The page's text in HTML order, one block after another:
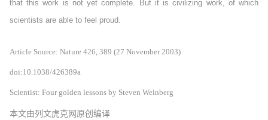
that this work is not yet complete. But it is civilizing work, of which
scientists are able to feel proud.
Article Source: Nature 426, 389 (27 November 2003)
doi:10.1038/426389a
Scientist: Four golden lessons by Steven Weinberg
本文由列文虎克网原创编译